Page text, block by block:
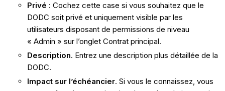
Privé : Cochez cette case si vous souhaitez que le
DODC soit privé et uniquement visible par les
utilisateurs disposant de permissions de niveau
« Admin » sur l’onglet Contrat principal.
Description. Entrez une description plus détaillée de la
DODC.
Impact sur l’échéancier. Si vous le connaissez, vous